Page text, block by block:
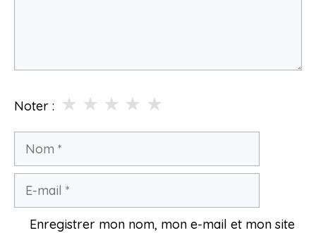
Noter : ★
★
★
★
★
Nom
Enregistrer mon nom, mon e-mail et mon site